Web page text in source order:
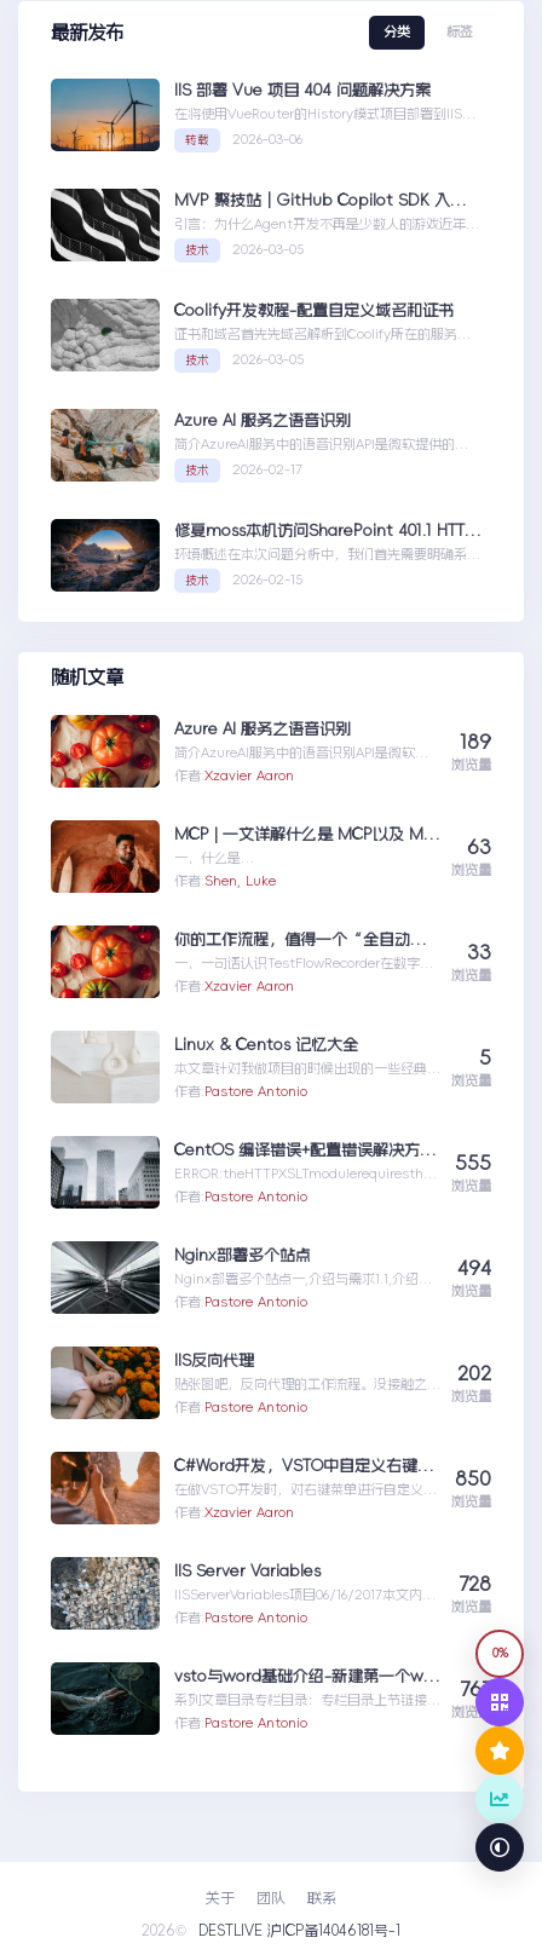
0%
最新发布 分类 标签
IIS 部署 Vue 项目 404 问题解决方案
在将使用VueRouter的History模式项目部署到IIS
时，可能会遇到刷新页面或...IIS部署Vue项目404问
题解决方案
转载 2026-03-06
MVP 聚技站｜GitHub Copilot SDK 入门：五分钟构建你的第一个 AI Agent
引言：为什么Agent开发不再是少数人的游戏近年
来，随着人工智能技术的快速发展，AIAgen...MVP
聚技站｜GitHubCopilotSDK入门：五分钟构建你的
技术 2026-03-05
Coolify开发教程-配置自定义域名和证书
证书和域名首先先域名解析到Coolify所在的服务
器，然后获取你的证书NGINX版本的，这里就不
赘...Coolify开发教程-配置自定义域名和证书
技术 2026-03-05
Azure AI 服务之语音识别
简介AzureAI服务中的语音识别API是微软提供的一
项先进技术，旨在帮助开发者轻松实现语...AzureAI
服务之语音识别
技术 2026-02-17
修复moss本机访问SharePoint 401.1 HTTP错误
环境概述在本次问题分析中，我们首先需要明确系统
的运行环境。了解环境配置不仅能帮助我们定位问
题，也为...修复moss本机访问
技术 2026-02-15
随机文章
Azure AI 服务之语音识别
简介AzureAI服务中的语音识别API是微软提
供的一项先进技术，旨在帮助开发者轻松实现
作者:Xzavier Aaron
189
浏览量
MCP | 一文详解什么是 MCP以及 MCP 可以做什么
一、什么是
MCPMCP（ModelContextProtocol）是一
作者:Shen, Luke
63
浏览量
你的工作流程，值得一个“全自动数字分身”：录制、截图、成文，一气呵成
一、一句话认识TestFlowRecorder在数字化
工作环境中，如何准确记录操作步骤并生成
作者:Xzavier Aaron
33
浏览量
Linux & Centos 记忆大全
本文章针对我做项目的时候出现的一些经典问
题进行说明：关于
作者:Pastore Antonio
5
浏览量
CentOS 编译错误+配置错误解决方法集合
ERROR:theHTTPXSLTmodulerequirestheli
bxml2/l...CentOS编译错误+配置错误解决
作者:Pastore Antonio
555
浏览量
Nginx部署多个站点
Nginx部署多个站点一,介绍与需求1.1,介绍详
细介绍请看nginx代理部署Vue与
作者:Pastore Antonio
494
浏览量
IIS反向代理
贴张图吧，反向代理的工作流程。没接触之
前，觉得反向代理是一个很高级的东西。其实
作者:Pastore Antonio
202
浏览量
C#Word开发，VSTO中自定义右键菜单，CommandBarButton的Click事件不触发，或者只触发一次 原创
在做VSTO开发时，对右键菜单进行自定义，
添加自定义按钮。新建按钮代码...C#Word开
或者只触发一次原创
作者:Xzavier Aaron
850
浏览量
IIS Server Variables
IISServerVariables项目06/16/2017本文内容
IISserver...IISServerVariables
作者:Pastore Antonio
728
浏览量
vsto与word基础介绍-新建第一个word加载项〔1〕
系列文章目录专栏目录：专栏目录上节链接：
word加载项vsto从入门到精通–专栏目录
作者:Pastore Antonio
767
浏览量
2026© DESTLIVE 沪ICP备14046181号-1
关于 团队 联系